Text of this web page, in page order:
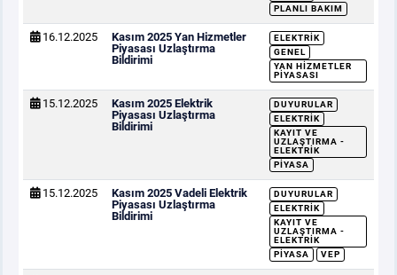
PLANLI BAKIM
16.12.2025
Kasım 2025 Yan Hizmetler
Piyasası Uzlaştırma
Bildirimi
ELEKTRIK
GENEL
YAN HIZMETLER
PIYASASI
15.12.2025
Kasım 2025 Elektrik
Piyasası Uzlaştırma
Bildirimi
DUYURULAR
ELEKTRIK
KAYIT VE
UZLAŞTIRMA -
ELEKTRIK
PIYASA
15.12.2025
Kasım 2025 Vadeli Elektrik
Piyasası Uzlaştırma
Bildirimi
DUYURULAR
ELEKTRIK
KAYIT VE
UZLAŞTIRMA -
ELEKTRIK
PIYASA
VEP